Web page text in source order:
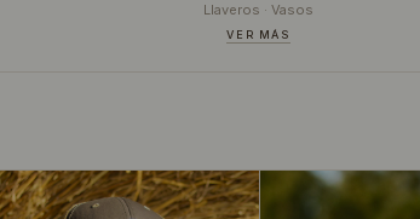
Llaveros · Vasos
VER MÁS